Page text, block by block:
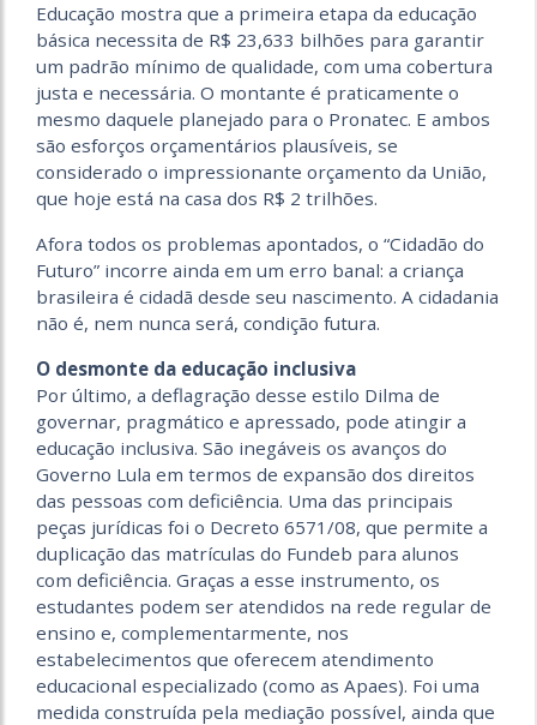
Educação mostra que a primeira etapa da educação
básica necessita de R$ 23,633 bilhões para garantir
um padrão mínimo de qualidade, com uma cobertura
justa e necessária. O montante é praticamente o
mesmo daquele planejado para o Pronatec. E ambos
são esforços orçamentários plausíveis, se
considerado o impressionante orçamento da União,
que hoje está na casa dos R$ 2 trilhões.
Afora todos os problemas apontados, o “Cidadão do
Futuro” incorre ainda em um erro banal: a criança
brasileira é cidadã desde seu nascimento. A cidadania
não é, nem nunca será, condição futura.
O desmonte da educação inclusiva
Por último, a deflagração desse estilo Dilma de
governar, pragmático e apressado, pode atingir a
educação inclusiva. São inegáveis os avanços do
Governo Lula em termos de expansão dos direitos
das pessoas com deficiência. Uma das principais
peças jurídicas foi o Decreto 6571/08, que permite a
duplicação das matrículas do Fundeb para alunos
com deficiência. Graças a esse instrumento, os
estudantes podem ser atendidos na rede regular de
ensino e, complementarmente, nos
estabelecimentos que oferecem atendimento
educacional especializado (como as Apaes). Foi uma
medida construída pela mediação possível, ainda que